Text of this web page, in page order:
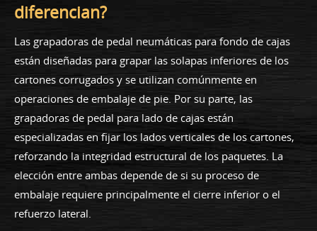
diferencian?
Las grapadoras de pedal neumáticas para fondo de cajas
están diseñadas para grapar las solapas inferiores de los
cartones corrugados y se utilizan comúnmente en
operaciones de embalaje de pie. Por su parte, las
grapadoras de pedal para lado de cajas están
especializadas en fijar los lados verticales de los cartones,
reforzando la integridad estructural de los paquetes. La
elección entre ambas depende de si su proceso de
embalaje requiere principalmente el cierre inferior o el
refuerzo lateral.